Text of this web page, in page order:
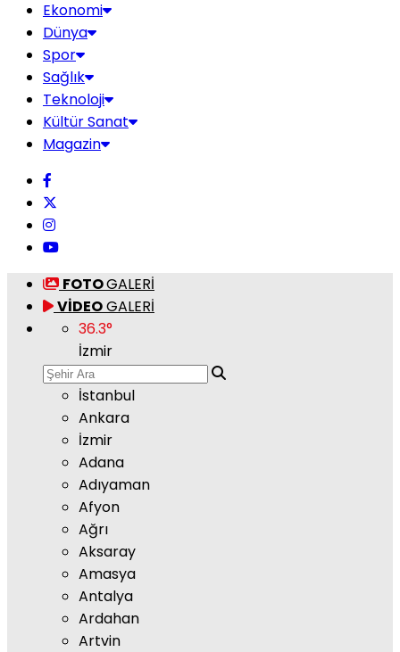
Ekonomi
Dünya
Spor
Sağlık
Teknoloji
Kültür Sanat
Magazin
FOTOGALERİ
VİDEOGALERİ
36.3°
İzmir
İstanbul
Ankara
İzmir
Adana
Adıyaman
Afyon
Ağrı
Aksaray
Amasya
Antalya
Ardahan
Artvin